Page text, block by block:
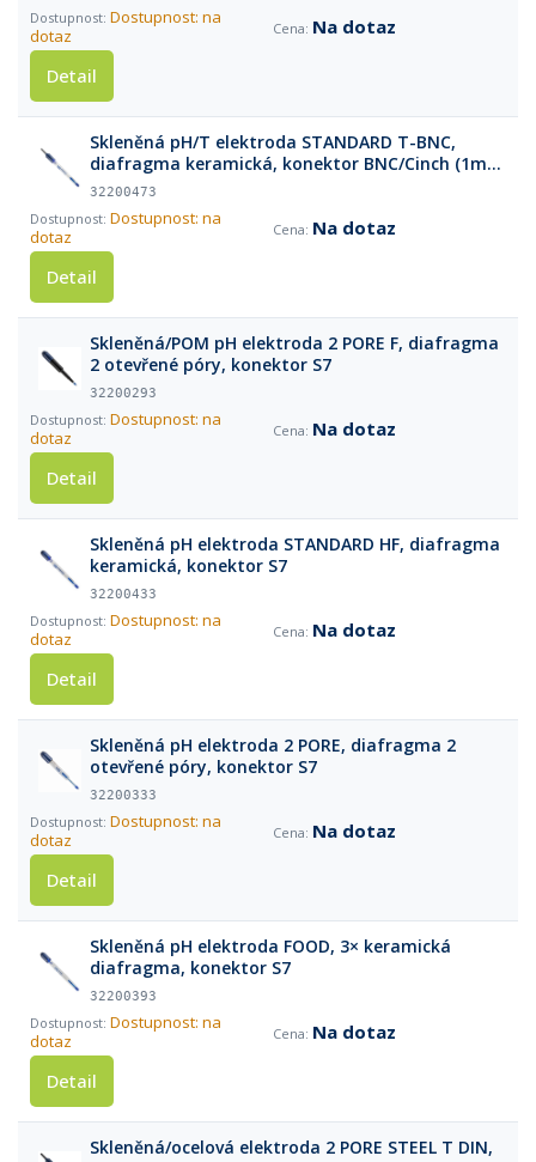
Dostupnost: na
dotaz
Na dotaz
Detail
Skleněná pH/T elektroda STANDARD T-BNC,
diafragma keramická, konektor BNC/Cinch (1m
kabel)
32200473
Dostupnost: na
dotaz
Na dotaz
Detail
Skleněná/POM pH elektroda 2 PORE F, diafragma
2 otevřené póry, konektor S7
32200293
Dostupnost: na
dotaz
Na dotaz
Detail
Skleněná pH elektroda STANDARD HF, diafragma
keramická, konektor S7
32200433
Dostupnost: na
dotaz
Na dotaz
Detail
Skleněná pH elektroda 2 PORE, diafragma 2
otevřené póry, konektor S7
32200333
Dostupnost: na
dotaz
Na dotaz
Detail
Skleněná pH elektroda FOOD, 3× keramická
diafragma, konektor S7
32200393
Dostupnost: na
dotaz
Na dotaz
Detail
Skleněná/ocelová elektroda 2 PORE STEEL T DIN,